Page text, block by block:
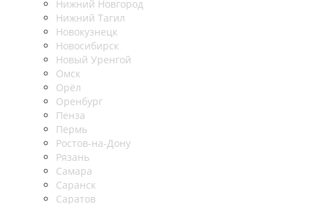
Нижний Новгород
Нижний Тагил
Новокузнецк
Новосибирск
Новый Уренгой
Омск
Орёл
Оренбург
Пенза
Пермь
Ростов-на-Дону
Рязань
Самара
Саранск
Саратов